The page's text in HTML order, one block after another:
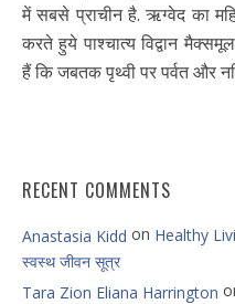
में सबसे प्राचीन है. ऋग्वेद का
करते हुये पाश्चात्य विद्वान
हैं कि जबतक पृथ्वी पर पर्वत और
RECENT COMMENTS
Anastasia Kidd on Healthy
स्वस्थ जीवन सूत्र
Tara Zion Eliana Harrington